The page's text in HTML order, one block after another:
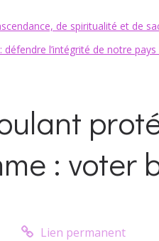
de spiritualité et de
défendre l’intégrité de notre
: voter
Lien permanent